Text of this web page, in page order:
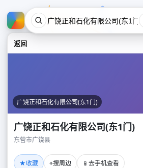
返回
广饶正和石化有限公司(东1门)
广饶正和石化有限公司(东1门)
东营市广饶县
★收藏 ⌖搜周边 📱 去手机查看